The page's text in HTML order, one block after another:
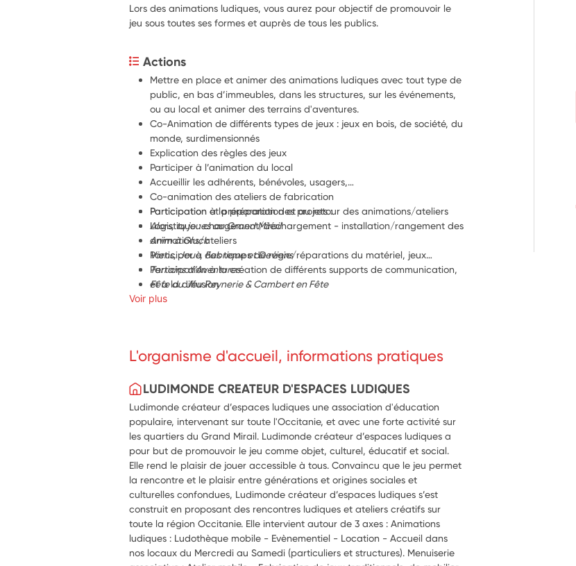
Lors des animations ludiques, vous aurez pour objectif de promouvoir le
jeu sous toutes ses formes et auprès de tous les publics.
Actions
Mettre en place et animer des animations ludiques avec tout type de
public, en bas d’immeubles, dans les structures, sur les événements,
ou au local et animer des terrains d'aventures.
Co-Animation de différents types de jeux : jeux en bois, de société, du
monde, surdimensionnés
Explication des règles des jeux
Participer à l’animation du local
Accueillir les adhérents, bénévoles, usagers,…
Co-animation des ateliers de fabrication
Participation à la préparation et au retour des animations/ateliers
Logistique : chargement/déchargement - installation/rangement des
animations/ateliers
Participer à des temps de régie/réparations du matériel, jeux…
Participation à la création de différents supports de communication,
et à la diffusion
Valorisation des activités : photos, vidéos, articles
Participation et préparation des projets :
Alors, tu joues au Grand Mirail
Anim à Gluck
Viens, Joue, Fabrique et Deviens
Terrains d’Aventures
Fête du Jeu Reynerie & Cambert en Fête
Voir plus
L'organisme d'accueil, informations pratiques
LUDIMONDE CREATEUR D'ESPACES LUDIQUES
Ludimonde créateur d’espaces ludiques une association d'éducation
populaire, intervenant sur toute l'Occitanie, et avec une forte activité sur
les quartiers du Grand Mirail. Ludimonde créateur d’espaces ludiques a
pour but de promouvoir le jeu comme objet, culturel, éducatif et social.
Elle rend le plaisir de jouer accessible à tous. Convaincu que le jeu permet
la rencontre et le plaisir entre générations et origines sociales et
culturelles confondues, Ludimonde créateur d’espaces ludiques s’est
construit en proposant des rencontres ludiques et ateliers créatifs sur
toute la région Occitanie. Elle intervient autour de 3 axes : Animations
ludiques : Ludothèque mobile - Evènementiel - Location - Accueil dans
nos locaux du Mercredi au Samedi (particuliers et structures). Menuiserie